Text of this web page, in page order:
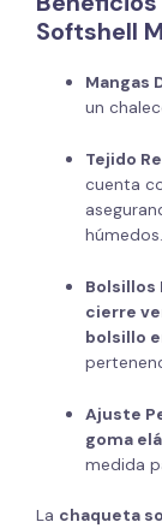
Softshell
Mangas
un
Tejido
cuenta
húmedos.
Bolsillos
cierre
bolsillo
Ajuste
goma
medida
La chaqueta